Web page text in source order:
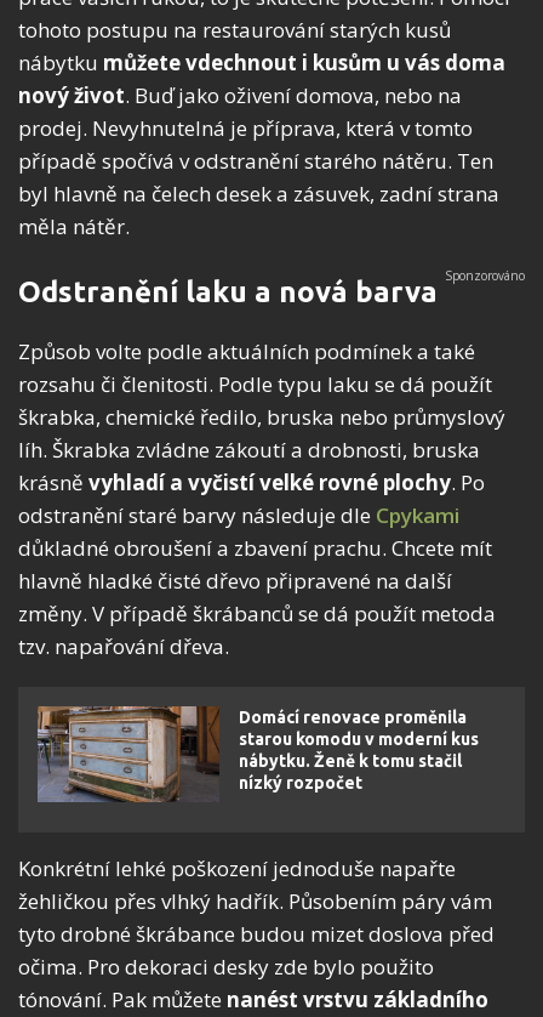
tohoto postupu na restaurování starých kusů
nábytku můžete vdechnout i kusům u vás doma
nový život. Buď jako oživení domova, nebo na
prodej. Nevyhnutelná je příprava, která v tomto
případě spočívá v odstranění starého nátěru. Ten
byl hlavně na čelech desek a zásuvek, zadní strana
měla nátěr.
Odstranění laku a nová barva
Způsob volte podle aktuálních podmínek a také
rozsahu či členitosti. Podle typu laku se dá použít
škrabka, chemické ředilo, bruska nebo průmyslový
líh. Škrabka zvládne zákoutí a drobnosti, bruska
krásně vyhladí a vyčistí velké rovné plochy. Po
odstranění staré barvy následuje dle Cpykami
důkladné obroušení a zbavení prachu. Chcete mít
hlavně hladké čisté dřevo připravené na další
změny. V případě škrábanců se dá použít metoda
tzv. napařování dřeva.
Domácí renovace proměnila
starou komodu v moderní kus
nábytku. Ženě k tomu stačil
nízký rozpočet
Konkrétní lehké poškození jednoduše napařte
žehličkou přes vlhký hadřík. Působením páry vám
tyto drobné škrábance budou mizet doslova před
očima. Pro dekoraci desky zde bylo použito
tónování. Pak můžete nanést vrstvu základního